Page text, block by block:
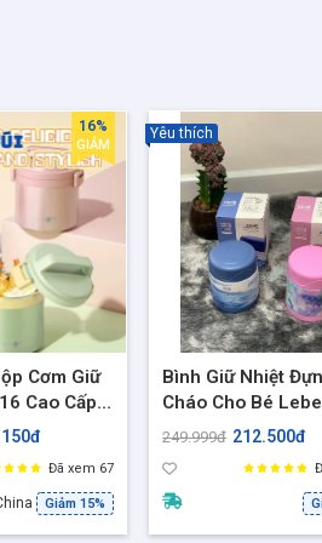
đi công tác
Cơm Giữ
Cao Cấp,
Chống
C170) ko
Đã xem 67
Giảm 15%
16%
GIẢM
Bình Giữ Nhiệt
Cháo Cho Bé
LBL3032, Dung
249.999đ 212.500đ
Yêu thích